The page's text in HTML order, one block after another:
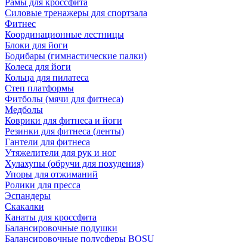
Рамы для кроссфита
Силовые тренажеры для спортзала
Фитнес
Координационные лестницы
Блоки для йоги
Бодибары (гимнастические палки)
Колеса для йоги
Кольца для пилатеса
Степ платформы
Фитболы (мячи для фитнеса)
Медболы
Коврики для фитнеса и йоги
Резинки для фитнеса (ленты)
Гантели для фитнеса
Утяжелители для рук и ног
Хулахупы (обручи для похудения)
Упоры для отжиманий
Ролики для пресса
Эспандеры
Скакалки
Канаты для кроссфита
Балансировочные подушки
Балансировочные полусферы BOSU